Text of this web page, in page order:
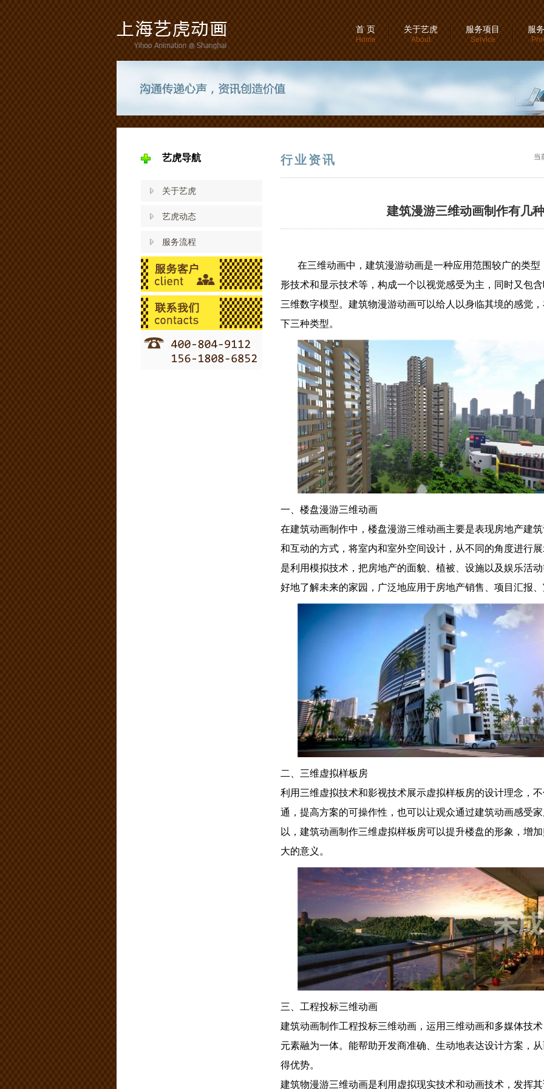
首 页
Home
关于艺虎
About
服务项目
Service
服
艺虎导航
关于艺虎
艺虎动态
服务流程
行业资讯 当
建筑漫游三维动画制作有几
在三维动画中，建筑漫游动画是一种应用范围较广的类
形技术和显示技术等，构成一个以视觉感受为主，同时又包
三维数字模型。建筑物漫游动画可以给人以身临其境的感觉
下三种类型。
一、楼盘漫游三维动画
在建筑动画制作中，楼盘漫游三维动画主要是表现房地产建
和互动的方式，将室内和室外空间设计，从不同的角度进行
是利用模拟技术，把房地产的面貌、植被、设施以及娱乐活
好地了解未来的家园，广泛地应用于房地产销售、项目汇报
二、三维虚拟样板房
利用三维虚拟技术和影视技术展示虚拟样板房的设计理念，
通，提高方案的可操作性，也可以让观众通过建筑动画感受
以，建筑动画制作三维虚拟样板房可以提升楼盘的形象，增
大的意义。
三、工程投标三维动画
建筑动画制作工程投标三维动画，运用三维动画和多媒体技
元素融为一体。能帮助开发商准确、生动地表达设计方案，
得优势。
建筑物漫游三维动画是利用虚拟现实技术和动画技术，发挥